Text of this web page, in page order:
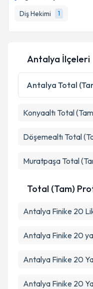
Diş Hekimi
1
E-posta Adresiniz
Kişisel
Metni
'ni
kapsamda
Antalya İlçeleri
Antalya Total
Konyaaltı Total
Döşemealtı Total
Muratpaşa Total
Total (Tam)
Antalya Finike 20
Antalya Finike 20
Antalya Finike 20
Antalya Finike 20